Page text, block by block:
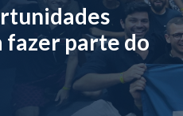
fazer parte do